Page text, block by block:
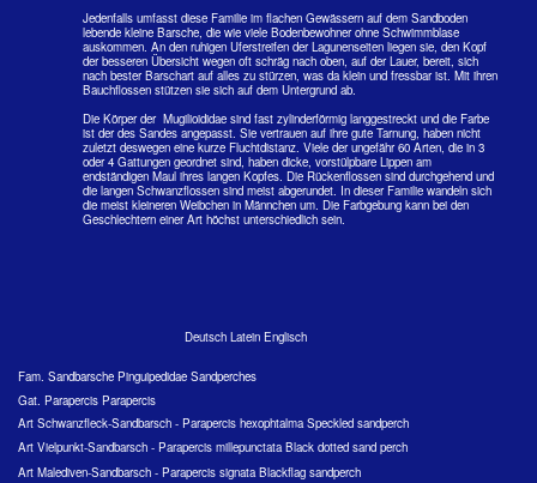
Fam. Sandbarsche Pinguipedidae Sandperches
Gat. Parapercis Parapercis
Art Schwanzfleck-Sandbarsch - Parapercis hexophtalma Speckled sandperch
Art Vielpunkt-Sandbarsch - Parapercis millepunctata Black dotted sand perch
Schwanzfleck-Sandbarsch Parapercis hexophtalma (Cuvier,
1829)
E: Speckled sandperch, F: Pinge pintade, J: Oguro toragisu, D: Altahandu
Größe: ca. 12 cm, Tiefe: <1 m Embudu, Süd-Male-Atoll, 2008
Oben ein maskuliner, unten ein femininer Schwanzfleck-Sandbarsch